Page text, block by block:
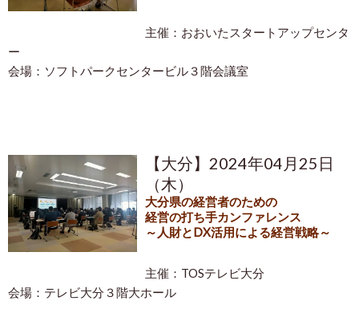
主催：おおいたスタートアップセンタ
ー
会場：ソフトパークセンタービル３階会議室
【大分】2024年04月25日
（木）
大分県の経営者のための
経営の打ち手カンファレンス
～人財とDX活用による経営戦略～
主催：TOSテレビ大分
会場：テレビ大分３階大ホール